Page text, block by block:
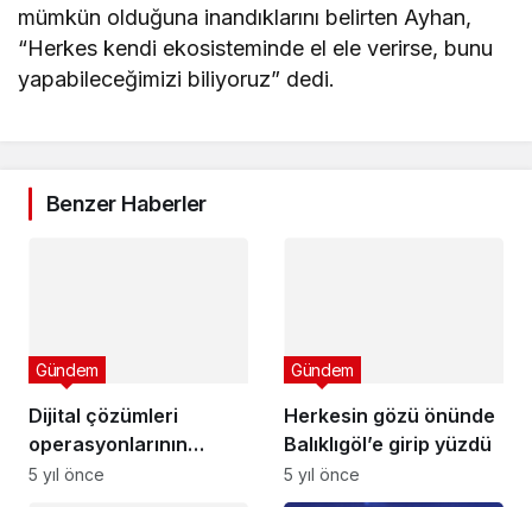
mümkün olduğuna inandıklarını belirten Ayhan,
“Herkes kendi ekosisteminde el ele verirse, bunu
yapabileceğimizi biliyoruz” dedi.
Benzer Haberler
Dijital çözümleri
operasyonlarının
kalbine yerleştiren
Gündem
5 yıl önce
Herkesin gözü önünde
Balıklıgöl’e girip yüzdü
Gündem
5 yıl önce